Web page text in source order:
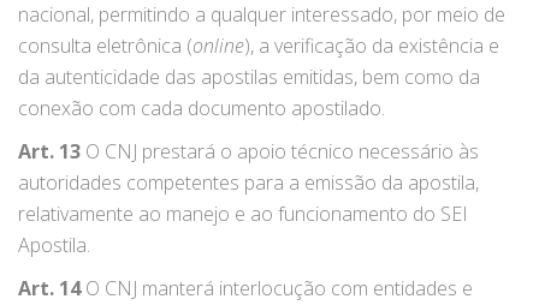
nacional, permitindo a qualquer interessado, por meio de
consulta eletrônica (online), a verificação da existência e
da autenticidade das apostilas emitidas, bem como da
conexão com cada documento apostilado.
Art. 13 O CNJ prestará o apoio técnico necessário às
autoridades competentes para a emissão da apostila,
relativamente ao manejo e ao funcionamento do SEI
Apostila.
Art. 14O CNJ manterá interlocução com entidades e